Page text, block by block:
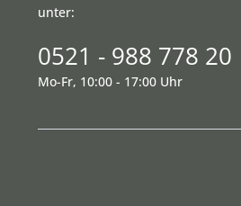
unter:
0521 - 988 778 20
Mo-Fr, 10:00 - 17:00 Uhr